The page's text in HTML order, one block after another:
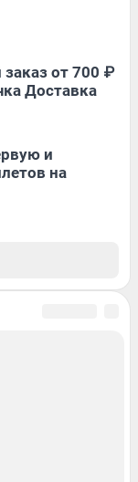
от 700 ₽
Доставка
и
на